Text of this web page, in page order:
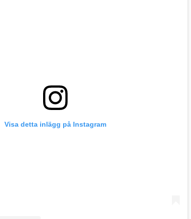
Visa detta inlägg på Instagram